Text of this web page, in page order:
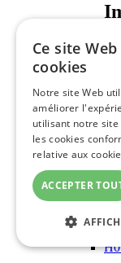
Ce site
cookies
Notre site Web
améliorer
utilisant notre site
les cookies
relative aux
ACCEPTER